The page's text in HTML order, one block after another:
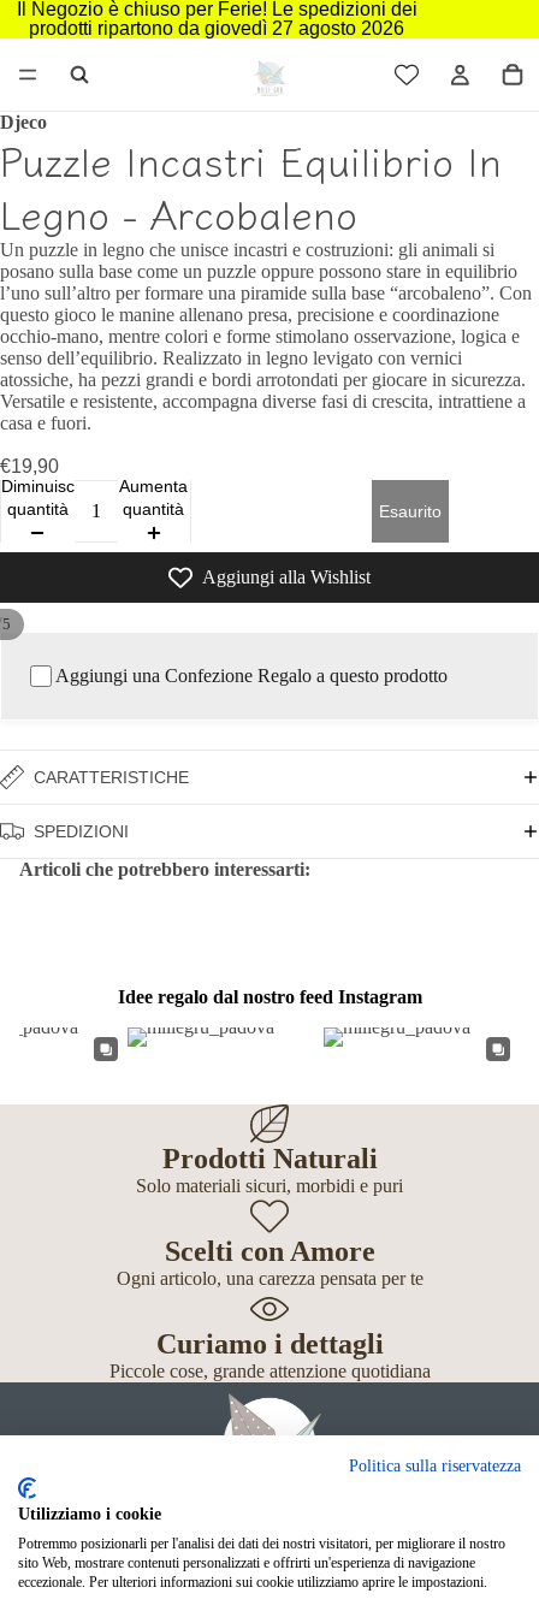
Il Negozio è chiuso per Ferie! Le spedizioni dei
prodotti ripartono da giovedì 27 agosto 2026
5
Djeco
Puzzle Incastri Equilibrio In
Legno - Arcobaleno
Un puzzle in legno che unisce incastri e costruzioni: gli animali si
posano sulla base come un puzzle oppure possono stare in equilibrio
l’uno sull’altro per formare una piramide sulla base “arcobaleno”. Con
questo gioco le manine allenano presa, precisione e coordinazione
occhio-mano, mentre colori e forme stimolano osservazione, logica e
senso dell’equilibrio. Realizzato in legno levigato con vernici
atossiche, ha pezzi grandi e bordi arrotondati per giocare in sicurezza.
Versatile e resistente, accompagna diverse fasi di crescita, intrattiene a
casa e fuori.
€19,90
Diminuisci
quantità
Aumenta
quantità
Esaurito
Aggiungi alla Wishlist
Aggiungi una Confezione Regalo a questo prodotto
CARATTERISTICHE
SPEDIZIONI
Articoli che potrebbero interessarti:
Idee regalo dal nostro feed Instagram
Prodotti Naturali
Solo materiali sicuri, morbidi e puri
Scelti con Amore
Ogni articolo, una carezza pensata per te
Curiamo i dettagli
Piccole cose, grande attenzione quotidiana
Giochi
Neonato
Politica sulla riservatezza
Utilizziamo i cookie
Potremmo posizionarli per l'analisi dei dati dei nostri visitatori, per migliorare il nostro
sito Web, mostrare contenuti personalizzati e offrirti un'esperienza di navigazione
eccezionale. Per ulteriori informazioni sui cookie utilizziamo aprire le impostazioni.